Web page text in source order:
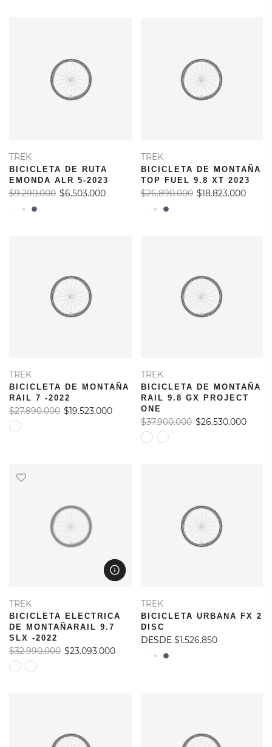
TREK
BICICLETA DE RUTA
EMONDA ALR 5-2023
$9.290.000 $6.503.000
TREK
BICICLETA DE MONTAÑA
TOP FUEL 9.8 XT 2023
$26.890.000 $18.823.000
TREK
BICICLETA DE MONTAÑA
RAIL 7 -2022
$27.890.000 $19.523.000
TREK
BICICLETA DE MONTAÑA
RAIL 9.8 GX PROJECT
ONE
$37.900.000 $26.530.000
TREK
BICICLETA ELECTRICA
DE MONTAÑARAIL 9.7
SLX -2022
$32.990.000 $23.093.000
TREK
BICICLETA URBANA FX 2
DISC
DESDE $1.526.850